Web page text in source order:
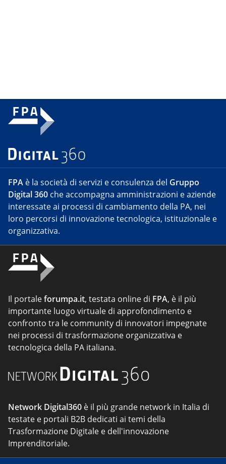
FPA è la società di servizi e consulenza del Gruppo
Digital 360 che accompagna amministrazioni e aziende
interessate ai processi di cambiamento della PA, nei
loro percorsi di innovazione tecnologica, istituzionale e
organizzativa.
Il portaleforumpa.it, testata online di FPA, è il più
importante luogo virtuale di approfondimento e
confronto tra le community di innovatori impegnate
nei processi di trasformazione organizzativa e
tecnologica della PA italiana.
Network Digital360 è il più grande network in Italia di
testate e portali B2B dedicati ai temi della
Trasformazione Digitale e dell'innovazione
Imprenditoriale.